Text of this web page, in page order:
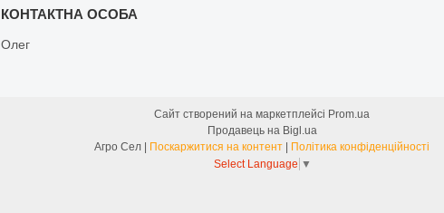
Олег
Сайт створений на маркетплейсі Prom.ua
Продавець на Bigl.ua
Агро Сел | Поскаржитися на контент | Політика конфіденційності
Select Language ▼